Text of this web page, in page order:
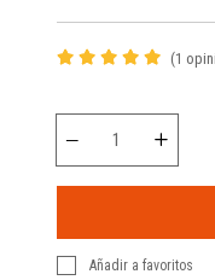
(1
Añadir a favoritos